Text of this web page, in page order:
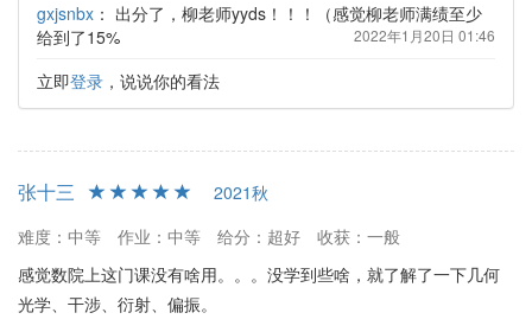
gxjsnbx ： 出分了，柳老师yyds！！！（感觉柳老师满绩至少
给到了15%
2022年1月20日 01:46
立即登录 ，说说你的看法
张十三
2021秋
难度：中等
作业：中等 给分：超好
收获：一般
感觉数院上这门课没有啥用。。。没学到些啥，就了解了一下几何
光学、干涉、衍射、偏振。